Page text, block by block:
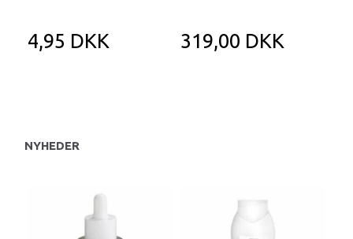
4,95 DKK 319,00 DKK
NYHEDER